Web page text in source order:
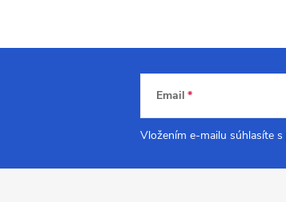
Email
Vložením e-mailu súhlasíte s